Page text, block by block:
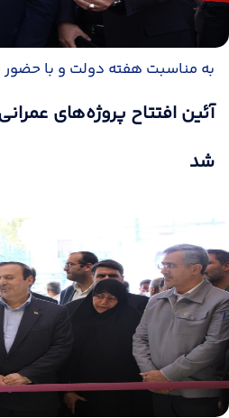
به مناسبت هفته دولت و با حضور
آئین افتتاح پروژه‌های
شد